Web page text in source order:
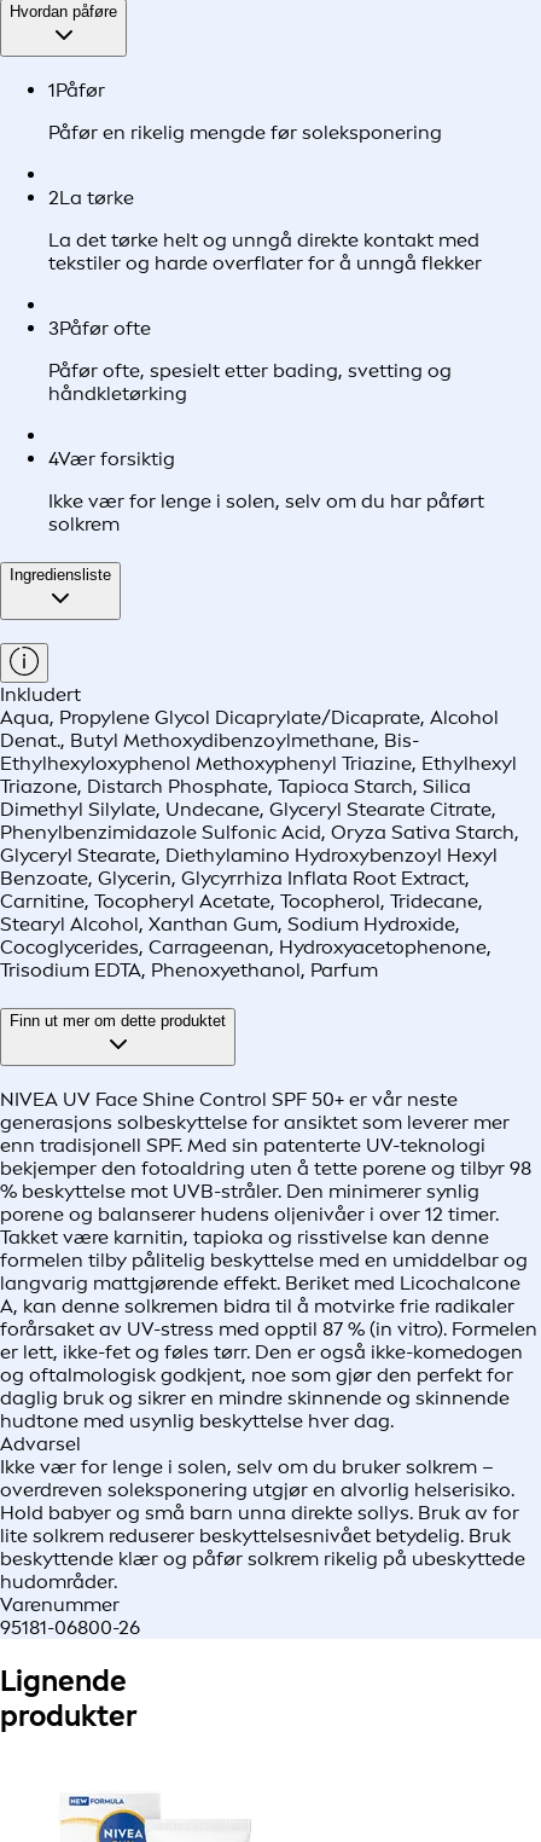
Hvordan påføre
1Påfør
Påfør en rikelig mengde før soleksponering
2La tørke
La det tørke helt og unngå direkte kontakt med
tekstiler og harde overflater for å unngå flekker
3Påfør ofte
Påfør ofte, spesielt etter bading, svetting og
håndkletørking
4Vær forsiktig
Ikke vær for lenge i solen, selv om du har påført
solkrem
Ingrediensliste
Inkludert
Aqua, Propylene Glycol Dicaprylate/Dicaprate, Alcohol
Denat., Butyl Methoxydibenzoylmethane, Bis-
Ethylhexyloxyphenol Methoxyphenyl Triazine, Ethylhexyl
Triazone, Distarch Phosphate, Tapioca Starch, Silica
Dimethyl Silylate, Undecane, Glyceryl Stearate Citrate,
Phenylbenzimidazole Sulfonic Acid, Oryza Sativa Starch,
Glyceryl Stearate, Diethylamino Hydroxybenzoyl Hexyl
Benzoate, Glycerin, Glycyrrhiza Inflata Root Extract,
Carnitine, Tocopheryl Acetate, Tocopherol, Tridecane,
Stearyl Alcohol, Xanthan Gum, Sodium Hydroxide,
Cocoglycerides, Carrageenan, Hydroxyacetophenone,
Trisodium EDTA, Phenoxyethanol, Parfum
Finn ut mer om dette produktet
NIVEA UV Face Shine Control SPF 50+ er vår neste
generasjons solbeskyttelse for ansiktet som leverer mer
enn tradisjonell SPF. Med sin patenterte UV-teknologi
bekjemper den fotoaldring uten å tette porene og tilbyr 98
% beskyttelse mot UVB-stråler. Den minimerer synlig
porene og balanserer hudens oljenivåer i over 12 timer.
Takket være karnitin, tapioka og risstivelse kan denne
formelen tilby pålitelig beskyttelse med en umiddelbar og
langvarig mattgjørende effekt. Beriket med Licochalcone
A, kan denne solkremen bidra til å motvirke frie radikaler
forårsaket av UV-stress med opptil 87 % (in vitro). Formelen
er lett, ikke-fet og føles tørr. Den er også ikke-komedogen
og oftalmologisk godkjent, noe som gjør den perfekt for
daglig bruk og sikrer en mindre skinnende og skinnende
hudtone med usynlig beskyttelse hver dag.
Advarsel
Ikke vær for lenge i solen, selv om du bruker solkrem –
overdreven soleksponering utgjør en alvorlig helserisiko.
Hold babyer og små barn unna direkte sollys. Bruk av for
lite solkrem reduserer beskyttelsesnivået betydelig. Bruk
beskyttende klær og påfør solkrem rikelig på ubeskyttede
hudområder.
Varenummer
95181-06800-26
Lignende
produkter